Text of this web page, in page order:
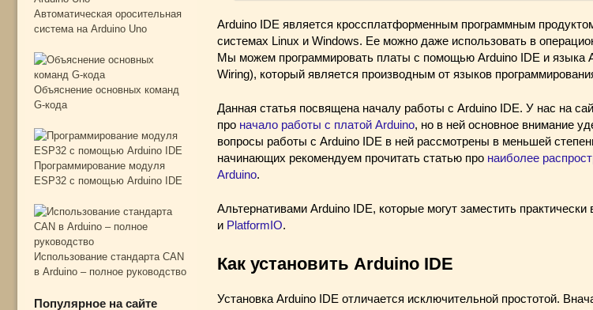
Автоматическая оросительная
система на Arduino Uno
Объяснение основных команд
G-кода
Программирование модуля
ESP32 с помощью Arduino IDE
Использование стандарта CAN
в Arduino – полное руководство
Популярное на сайте
Arduino IDE является кроссплатформенным программным
системах Linux и Windows. Ее можно даже использовать в
Мы можем программировать платы с помощью Arduino IDE и языка
Wiring), который является производным от языков
Данная статья посвящена началу работы с Arduino IDE. У нас на
про начало работы с платой Arduino, но в ней основное внимание
вопросы работы с Arduino IDE в ней рассмотрены в меньшей
начинающих рекомендуем прочитать статью про наиболее
Arduino.
Альтернативами Arduino IDE, которые могут заместить
и PlatformIO.
Как установить Arduino IDE
Установка Arduino IDE отличается исключительной простотой.